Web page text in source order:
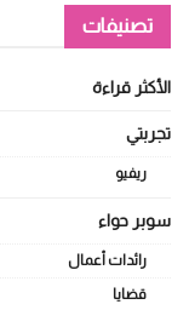
تصنيفات
الأكثر قراءة
تجربتي
ريفيو
سوبر حواء
رائدات أعمال
قضايا